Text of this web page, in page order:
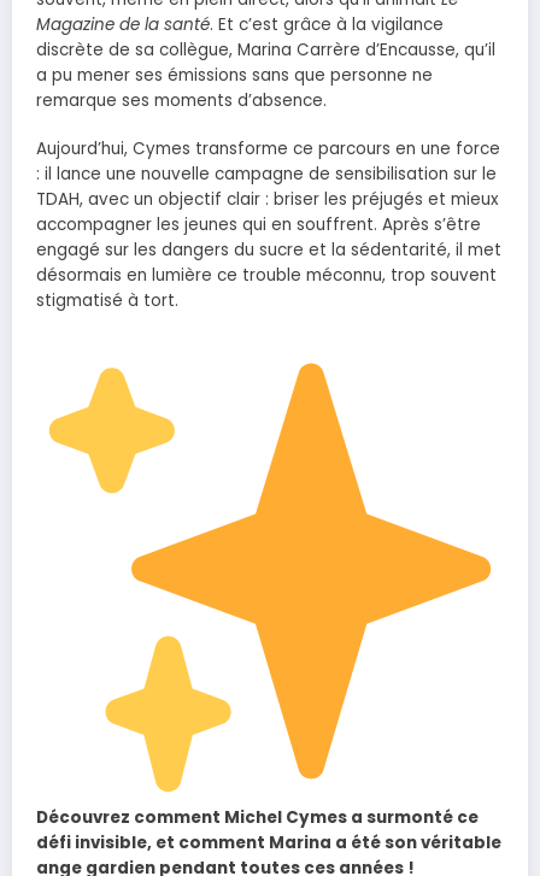
Magazine de la santé. Et c’est grâce à la vigilance
discrète de sa collègue, Marina Carrère d’Encausse, qu’il
a pu mener ses émissions sans que personne ne
remarque ses moments d’absence.
Aujourd’hui, Cymes transforme ce parcours en une force
: il lance une nouvelle campagne de sensibilisation sur le
TDAH, avec un objectif clair : briser les préjugés et mieux
accompagner les jeunes qui en souffrent. Après s’être
engagé sur les dangers du sucre et la sédentarité, il met
désormais en lumière ce trouble méconnu, trop souvent
stigmatisé à tort.
Découvrez comment Michel Cymes a surmonté ce
défi invisible, et comment Marina a été son véritable
ange gardien pendant toutes ces années !